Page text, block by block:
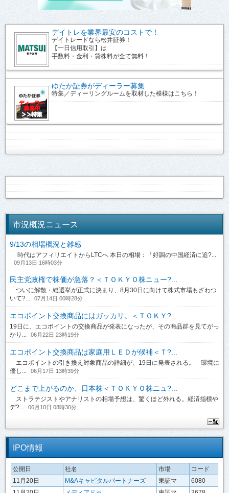
デイトレを業界最安のコストで！
デイトレードなら松井証券！
【一日信用取引】は
手数料・金利・貸株料が全て無料！
ゆたか証券がディーラー募集
特集／ディーリングルームを取材した模様はこちら！
市況概況ニュース
9/13の相場概況と雑感
時代はアフィリエイトからLTCへ 本日の相場：「好調の中国経済に追?...
09月13日 16時03分
民主党政権で株価が急落？＜ＴＯＫＹＯ株ニュー?...
ついに解散・総選挙が正式に決まり、8月30日に向けて株式市場もざわつ
いて?...
07月14日 00時28分
エコポイント交換商品にはガッカリ。＜ＴＯＫＹ?...
19日に、エコポイントの交換商品が発表になったが、その商品群を見てがっ
かり...
06月22日 23時19分
エコポイント交換商品は家庭用ＬＥＤが候補＜Ｔ?...
エコポイントの引き換え対象商品の詳細が、19日に発表される。 環境に
優し...
06月17日 13時39分
どこまで上がるのか、日本株＜ＴＯＫＹＯ株ニュ?...
ストラテジストやアナリストの相場予想は、驚くほど外れる。経済指標や
デ?...
06月10日 08時30分
IPO情報
公開日 社名 市場
コード
11月20日
M&Aキャピタルパートナーズ 東証マ
6080